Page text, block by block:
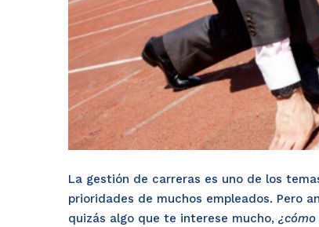
La gestión de carreras es uno de los
prioridades de muchos empleados. Pero
quizás algo que te interese mucho,